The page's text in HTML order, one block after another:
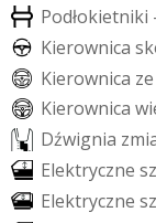
Podłokietniki
Kierownica sk
Kierownica ze
Kierownica wi
Dźwignia zmi
Elektryczne sz
Elektryczne sz